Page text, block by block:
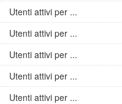
Utenti attivi per ...
Utenti attivi per ...
Utenti attivi per ...
Utenti attivi per ...
Utenti attivi per ...